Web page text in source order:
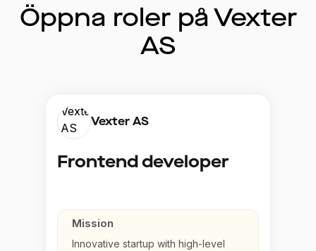
Öppna roler på Vexter
AS
Vexter AS
Frontend developer
Mission
Innovative startup with high-level